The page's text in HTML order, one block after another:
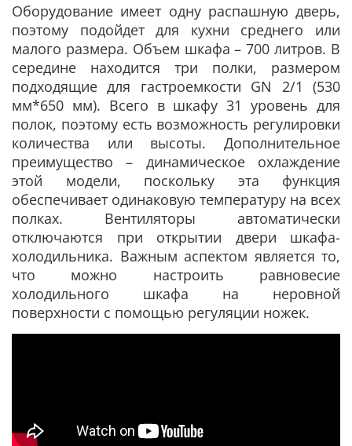
Оборудование имеет одну распашную дверь,
поэтому подойдет для кухни среднего или
малого размера. Объем шкафа – 700 литров. В
середине находится три полки, размером
подходящие для гастроемкости GN 2/1 (530
мм*650 мм). Всего в шкафу 31 уровень для
полок, поэтому есть возможность регулировки
количества или высоты. Дополнительное
преимущество – динамическое охлаждение
этой модели, поскольку эта функция
обеспечивает одинаковую температуру на всех
полках. Вентиляторы автоматически
отключаются при открытии двери шкафа-
холодильника. Важным аспектом является то,
что можно настроить равновесие
холодильного шкафа на неровной
поверхности с помощью регуляции ножек.